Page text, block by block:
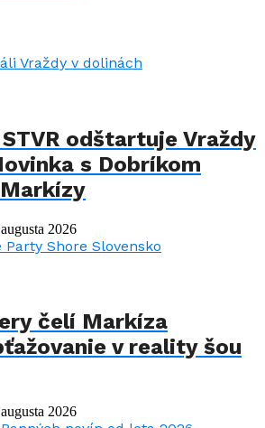
odštartuje Vraždy
s Dobríkom
2026
čelí Markíza
v reality šou
2026